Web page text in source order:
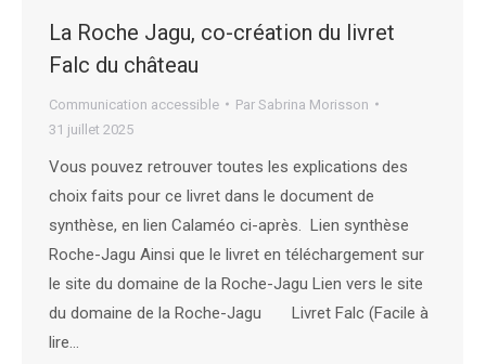
La Roche Jagu, co-création du livret
Falc du château
Communication accessible Par Sabrina Morisson
31 juillet 2025
Vous pouvez retrouver toutes les explications des
choix faits pour ce livret dans le document de
synthèse, en lien Calaméo ci-après. Lien synthèse
Roche-Jagu Ainsi que le livret en téléchargement sur
le site du domaine de la Roche-Jagu Lien vers le site
du domaine de la Roche-Jagu Livret Falc (Facile à
lire…